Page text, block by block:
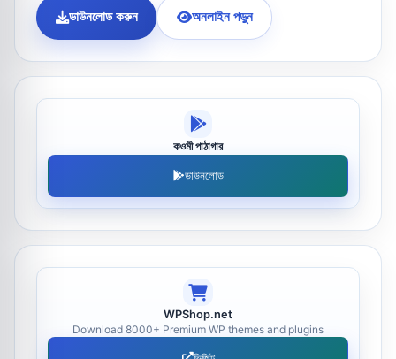
ডাউনলোড করুন অনলাইন পড়ুন
কওমী পাঠাগার
ডাউনলোড
WPShop.net
Download 8000+ Premium WP themes and plugins